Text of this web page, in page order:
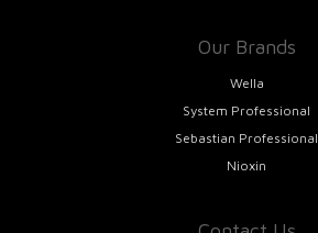
Our Brands
Wella
System Professional
Sebastian Professional
Nioxin